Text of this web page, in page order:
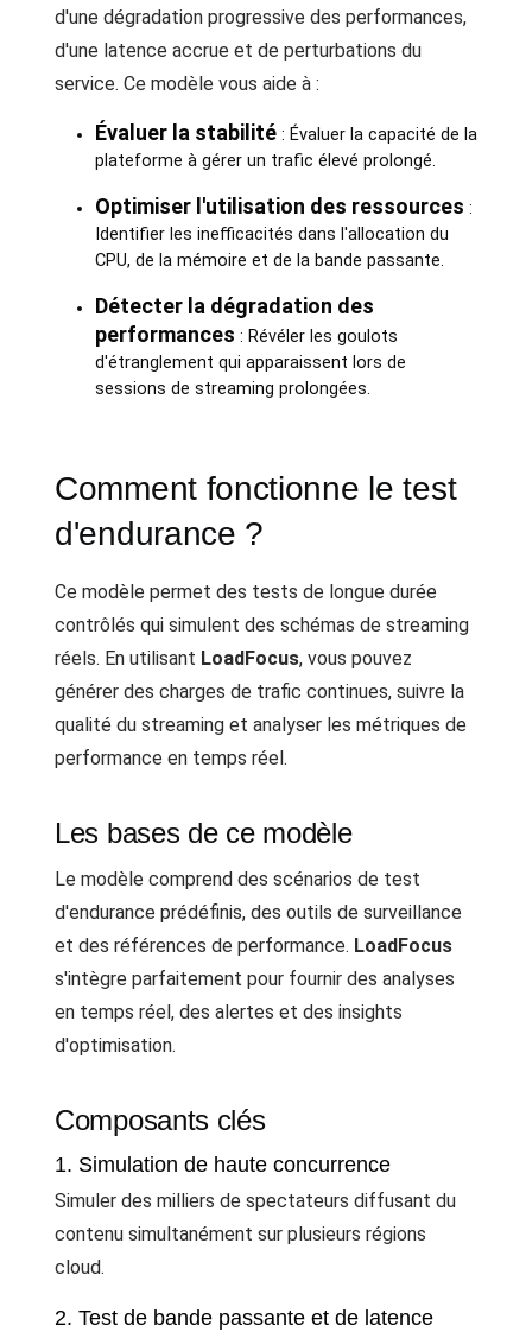
d'une dégradation progressive des performances,
d'une latence accrue et de perturbations du
service. Ce modèle vous aide à :
Évaluer la stabilité: Évaluer la capacité de la
plateforme à gérer un trafic élevé prolongé.
Optimiser l'utilisation des ressources :
Identifier les inefficacités dans l'allocation du
CPU, de la mémoire et de la bande passante.
Détecter la dégradation des
performances : Révéler les goulots
d'étranglement qui apparaissent lors de
sessions de streaming prolongées.
Comment fonctionne le test
d'endurance ?
Ce modèle permet des tests de longue durée
contrôlés qui simulent des schémas de streaming
réels. En utilisant LoadFocus, vous pouvez
générer des charges de trafic continues, suivre la
qualité du streaming et analyser les métriques de
performance en temps réel.
Les bases de ce modèle
Le modèle comprend des scénarios de test
d'endurance prédéfinis, des outils de surveillance
et des références de performance. LoadFocus
s'intègre parfaitement pour fournir des analyses
en temps réel, des alertes et des insights
d'optimisation.
Composants clés
1. Simulation de haute concurrence
Simuler des milliers de spectateurs diffusant du
contenu simultanément sur plusieurs régions
cloud.
2. Test de bande passante et de latence